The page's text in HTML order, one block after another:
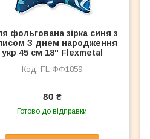
фольгована зірка синя з
З днем народження
укр 45 см 18" Flexmetal
FL ФФ1859
80 ₴
Готово до відправки